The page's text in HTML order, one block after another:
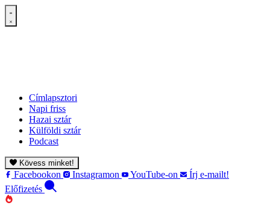
Címlapsztori
Napi friss
Hazai sztár
Külföldi sztár
Podcast
Kövess minket!
Facebookon Instagramon YouTube-on
Írj e-mailt!
Előfizetés